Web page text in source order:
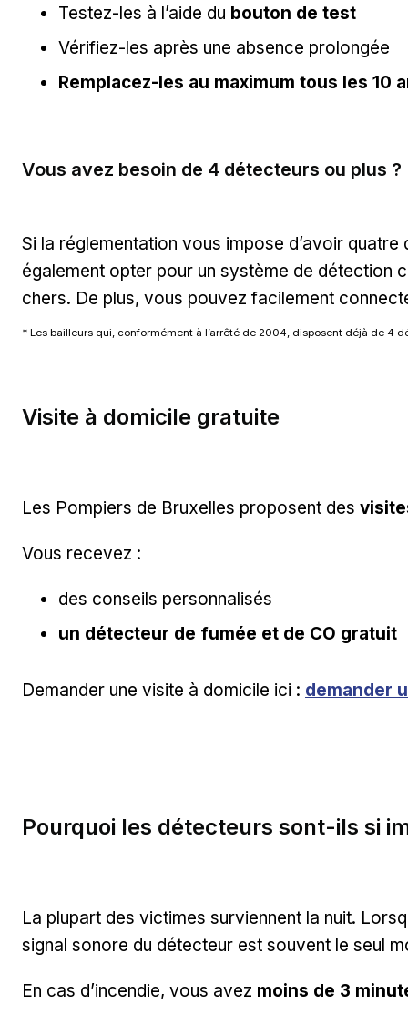
Testez-les à l’aide du bouton de test
Vérifiez-les après une absence prolongée
Remplacez-les au maximum tous les 10
Vous avez besoin de 4 détecteurs ou plus ?
Si la réglementation vous impose d’avoir
également opter pour un système de détection
chers. De plus, vous pouvez facilement
* Les bailleurs qui, conformément à l’arrêté de 2004, disposent déjà de 4
Visite à domicile gratuite
Les Pompiers de Bruxelles proposent des
Vous recevez :
des conseils personnalisés
un détecteur de fumée et de CO gratuit
Demander une visite à domicile ici : Lien externe
demander
Pourquoi les détecteurs sont-ils si
La plupart des victimes surviennent la nuit.
signal sonore du détecteur est souvent le seul
En cas d’incendie, vous avez moins de 3